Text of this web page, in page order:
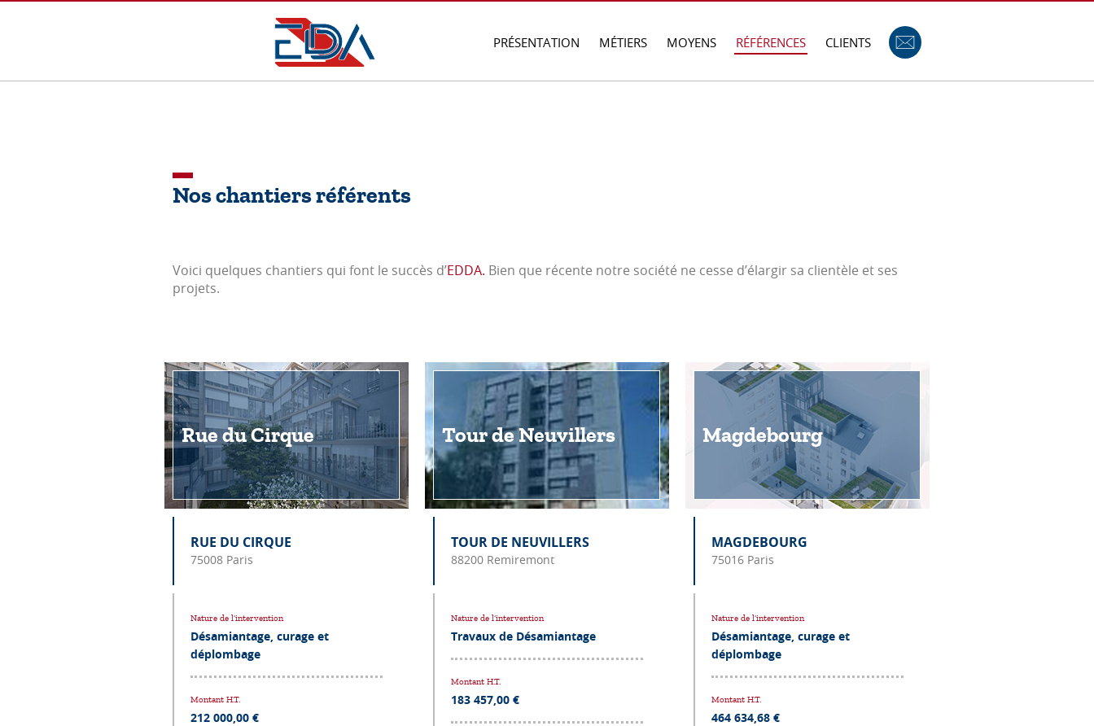
PRÉSENTATION MÉTIERS MOYENS RÉFÉRENCES CLIENTS
Nos chantiersréférents
Voici quelques chantiers qui font le succès d’EDDA. Bien que récente notre société ne cesse d’élargir sa clientèle et ses
projets.
Rue du Cirque
RUE DU CIRQUE
75008 Paris
Nature de l’intervention
Désamiantage, curage et
déplombage
Montant H.T.
212 000,00 €
Tour de Neuvillers
TOUR DE NEUVILLERS
88200 Remiremont
Nature de l’intervention
Travaux de Désamiantage
Montant H.T.
183 457,00 €
Magdebourg
MAGDEBOURG
75016 Paris
Nature de l’intervention
Désamiantage, curage et
déplombage
Montant H.T.
464 634,68 €